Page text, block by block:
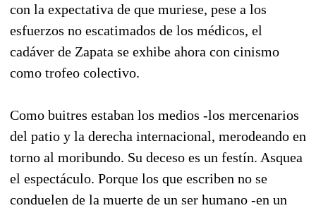
con la expectativa de que muriese, pese a los
esfuerzos no escatimados de los médicos, el
cadáver de Zapata se exhibe ahora con cinismo
como trofeo colectivo.
Como buitres estaban los medios -los mercenarios
del patio y la derecha internacional, merodeando en
torno al moribundo. Su deceso es un festín. Asquea
el espectáculo. Porque los que escriben no se
conduelen de la muerte de un ser humano -en un